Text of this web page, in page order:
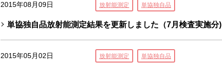
2015年08月09日 放射能測定 単協独自品
単協独自品放射能測定結果を更新しました（7月検査実施分)
2015年05月02日 放射能測定 単協独自品